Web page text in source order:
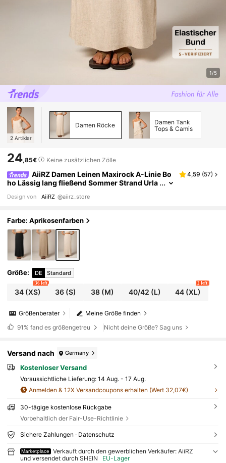
1/5
2 Artiklar
Damen Röcke
Damen Tank
Tops & Camis
24,85€ Keine zusätzlichen Zölle
AiiRZ Damen Leinen Maxirock A-Linie Bo
ho Lässig lang fließend Sommer Strand Urla
hoher Bund
4,59 (57)
Design von AiiRZ @aiirz_store
Farbe: Aprikosenfarben
Größe: DE Standard
34(XS)
36 left
36 (S) 38(M) 40/42 (L) 44 (XL)
2 left
Meine Größe finden
Größenberater
91% fand es größengetreu Nicht deine Größe? Sag uns
Versand nach Germany
Kostenloser Versand
Voraussichtliche Lieferung: 14 Aug. - 17 Aug.
Anmelden & 12X Versandcoupons erhalten (Wert 32,07€)
30-tägige kostenlose Rückgabe
Vorbehaltlich der Fair-Use-Richtlinie
Sichere Zahlungen · Datenschutz
Marketplace
Verkauft durch den gewerblichen Verkäufer: AiiRZ
und versendet durch SHEIN
EU-Lager